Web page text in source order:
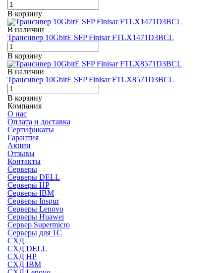
В корзину
В наличии
Трансивер 10GbitE SFP Finisar FTLX1471D3BCL
В корзину
В наличии
Трансивер 10GbitE SFP Finisar FTLX8571D3BCL
В корзину
Компания
О нас
Оплата и доставка
Сертификаты
Гарантия
Акции
Отзывы
Контакты
Серверы
Серверы DELL
Серверы HP
Серверы IBM
Серверы Inspur
Серверы Lenovo
Серверы Huawei
Сервер Supermicro
Серверы для 1C
СХД
СХД DELL
СХД HP
СХД IBM